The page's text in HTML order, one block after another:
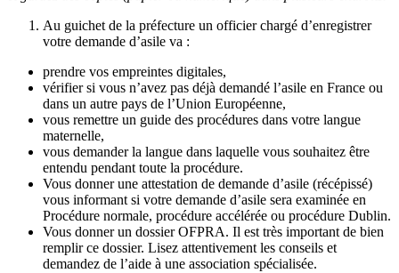
Au guichet de la préfecture un officier chargé d’enregistrer
votre demande d’asile va :
prendre vos empreintes digitales,
vérifier si vous n’avez pas déjà demandé l’asile en France ou
dans un autre pays de l’Union Européenne,
vous remettre un guide des procédures dans votre langue
maternelle,
vous demander la langue dans laquelle vous souhaitez être
entendu pendant toute la procédure.
Vous donner une attestation de demande d’asile (récépissé)
vous informant si votre demande d’asile sera examinée en
Procédure normale, procédure accélérée ou procédure Dublin.
Vous donner un dossier OFPRA. Il est très important de bien
remplir ce dossier. Lisez attentivement les conseils et
demandez de l’aide à une association spécialisée.